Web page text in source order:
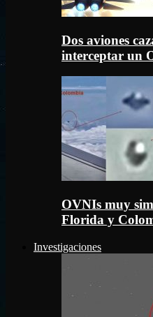
Dos aviones
interceptar un
OVNIs muy
Florida y
Investigaciones